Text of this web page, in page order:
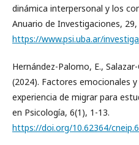
dinámica interpersonal y los
Anuario de Investigaciones, 29,
https://www.psi.uba.ar/
Hernández-Palomo, E.,
(2024). Factores emocionales
experiencia de migrar para
en Psicología, 6(1), 1-13.
https://doi.org/10.62364/